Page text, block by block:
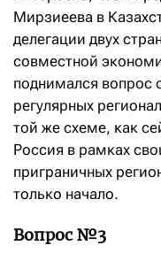
Мирзиеева в
делегации двух
совместной
поднимался вопрос
регулярных
той же схеме, как
Россия в рамках
приграничных
только начало.
Вопрос №3